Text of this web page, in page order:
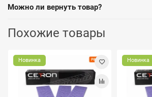
Можно ли вернуть товар?
Похожие товары
Новинка Новинка